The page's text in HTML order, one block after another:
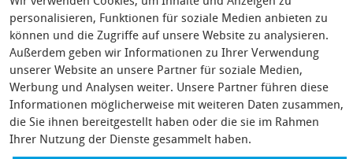
personalisieren, Funktionen für soziale Medien anbieten zu
können und die Zugriffe auf unsere Website zu analysieren.
Außerdem geben wir Informationen zu Ihrer Verwendung
unserer Website an unsere Partner für soziale Medien,
Werbung und Analysen weiter. Unsere Partner führen diese
Informationen möglicherweise mit weiteren Daten zusammen,
die Sie ihnen bereitgestellt haben oder die sie im Rahmen
Ihrer Nutzung der Dienste gesammelt haben.
Service
Philosophie
Unsere Partner
AGB
Pauschalreiserecht
Nutzungsbedingungen Vorteilsprogramm